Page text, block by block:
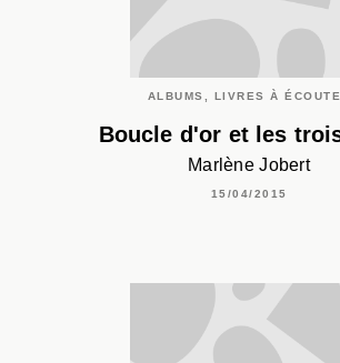
ALBUMS, LIVRES À
Boucle d'or et les
Marlène Jobert
15/04/2015